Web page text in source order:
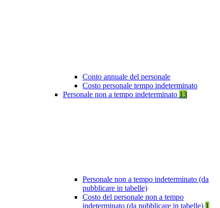
Conto annuale del personale
Costo personale tempo indeterminato
Personale non a tempo indeterminato 13
Personale non a tempo indeterminato (da
pubblicare in tabelle)
Costo del personale non a tempo
indeterminato (da pubblicare in tabelle) 1